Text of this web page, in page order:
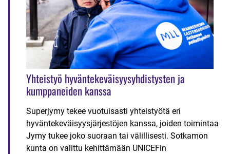
Yhteistyö hyväntekeväisyysyhdistysten ja
kumppaneiden kanssa
Superjymy tekee vuotuisasti yhteistyötä eri
hyväntekeväisyysjärjestöjen kanssa, joiden toimintaa
Jymy tukee joko suoraan tai välillisesti. Sotkamon
kunta on valittu kehittämään UNICEFin